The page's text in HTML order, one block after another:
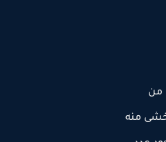
من
يخشى منه